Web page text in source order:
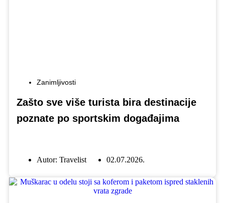
Zanimljivosti
Zašto sve više turista bira destinacije
poznate po sportskim događajima
Autor: Travelist 02.07.2026.